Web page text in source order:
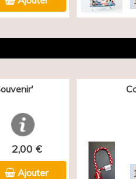
2,00 €
Ajouter